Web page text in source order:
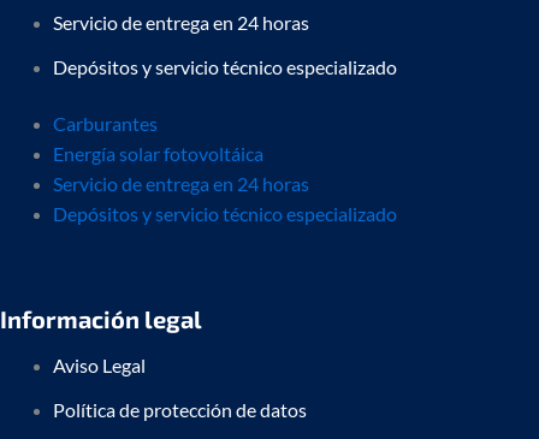
Servicio de entrega en 24 horas
Depósitos y servicio técnico especializado
Carburantes
Energía solar fotovoltáica
Servicio de entrega en 24 horas
Depósitos y servicio técnico especializado
Información legal
Aviso Legal
Política de protección de datos